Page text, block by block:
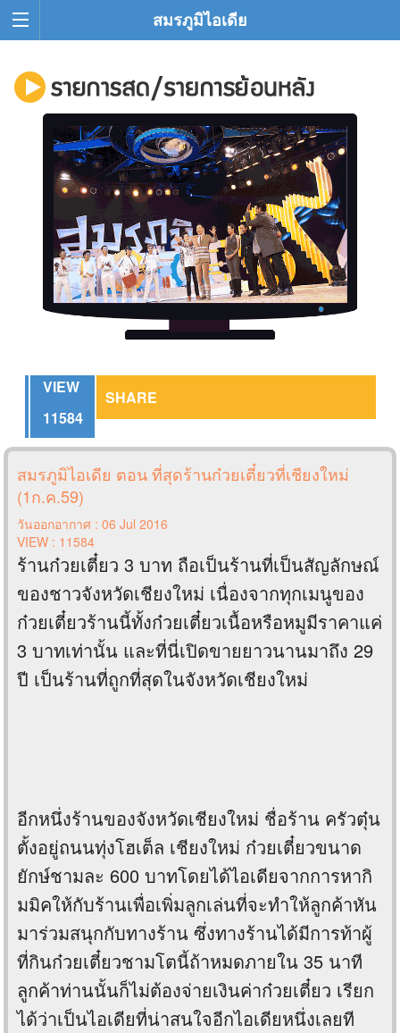
สมรภูมิไอเดีย
VIEW
11584
SHARE
สมรภูมิไอเดีย ตอน ที่สุดร้านก๋วยเตี๋ยวที่เชียงใหม่
(1ก.ค.59)
วันออกอากาศ : 06 Jul 2016
VIEW : 11584
ร้านก๋วยเตี๋ยว 3 บาท ถือเป็นร้านที่เป็นสัญลักษณ์
ของชาวจังหวัดเชียงใหม่ เนื่องจากทุกเมนูของ
ก๋วยเตี๋ยวร้านนี้ทั้งก๋วยเตี๋ยวเนื้อหรือหมูมีราคาแค่
3 บาทเท่านั้น และที่นี่เปิดขายยาวนานมาถึง 29
ปี เป็นร้านที่ถูกที่สุดในจังหวัดเชียงใหม่
อีกหนึ่งร้านของจังหวัดเชียงใหม่ ชื่อร้าน ครัวตุ๋น
ตั้งอยู่ถนนทุ่งโฮเต็ล เชียงใหม่ ก๋วยเตี๋ยวขนาด
ยักษ์ชามละ 600 บาทโดยได้ไอเดียจากการหากิ
มมิคให้กับร้านเพื่อเพิ่มลูกเล่นที่จะทำให้ลูกค้าหัน
มาร่วมสนุกกับทางร้าน ซึ่งทางร้านได้มีการท้าผู้
ที่กินก๋วยเตี๋ยวชามโตนี้ถ้าหมดภายใน 35 นาที
ลูกค้าท่านนั้นก็ไม่ต้องจ่ายเงินค่าก๋วยเตี๋ยว เรียก
ได้ว่าเป็นไอเดียที่น่าสนใจอีกไอเดียหนึ่งเลยที